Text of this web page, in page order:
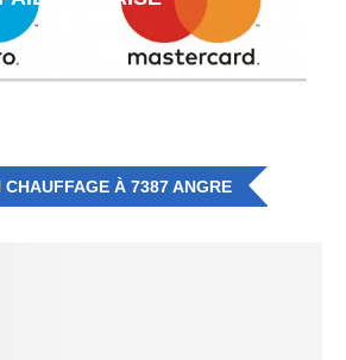
CHAUFFAGE À 7387 ANGRE